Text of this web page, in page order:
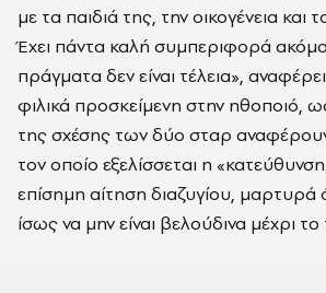
με τα παιδιά της, την οικογένεια και
Έχει πάντα καλή συμπεριφορά
πράγματα δεν είναι τέλεια»,
φιλικά προσκείμενη στην ηθοποιό,
της σχέσης των δύο σταρ
τον οποίο εξελίσσεται η
επίσημη αίτηση διαζυγίου, μαρτυρά
ίσως να μην είναι βελούδινα μέχρι το